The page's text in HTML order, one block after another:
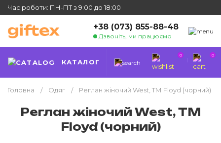
Час роботи: ПН-ПТ з 9:00 до 18:00
+38 (073) 855-88-48
Дзвоніть, ми працюємо
КАТАЛОГ
0 0
Головна Одяг Реглан жіночий West, ТМ Floyd (чорний)
Реглан жіночий West, ТМ
Floyd (чорний)